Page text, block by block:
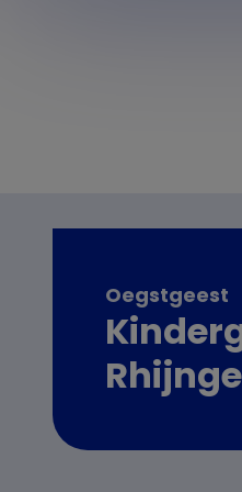
Oegstgeest